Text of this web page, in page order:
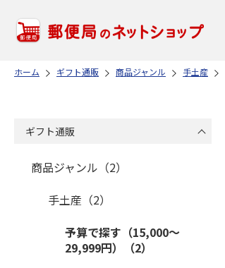
ホーム ギフト通販 商品ジャンル 手土産
ギフト通販
商品ジャンル（2）
手土産（2）
予算で探す（15,000～
29,999円）（2）